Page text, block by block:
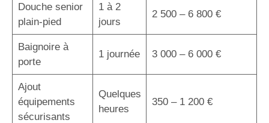
Douche senior
plain-pied
1 à 2
jours
2 500 – 6 800 €
Baignoire à
porte
1 journée 3 000 – 6 000 €
Ajout
équipements
sécurisants
Quelques
heures
350 – 1 200 €